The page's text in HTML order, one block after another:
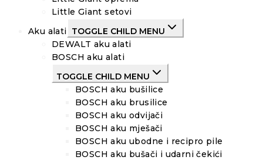
Little Giant setovi
Aku alati TOGGLE CHILD MENU
DEWALT aku alati
BOSCH aku alati
TOGGLE CHILD MENU
BOSCH aku bušilice
BOSCH aku brusilice
BOSCH aku odvijači
BOSCH aku mješači
BOSCH aku ubodne i recipro pile
BOSCH aku bušači i udarni čekići